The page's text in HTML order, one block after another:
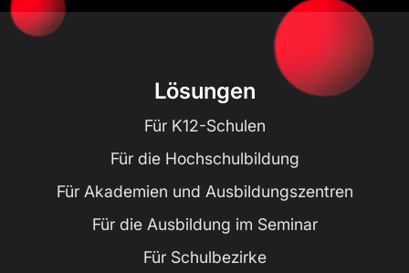
Lösungen
Für K12-Schulen
Für die Hochschulbildung
Für Akademien und Ausbildungszentren
Für die Ausbildung im Seminar
Für Schulbezirke